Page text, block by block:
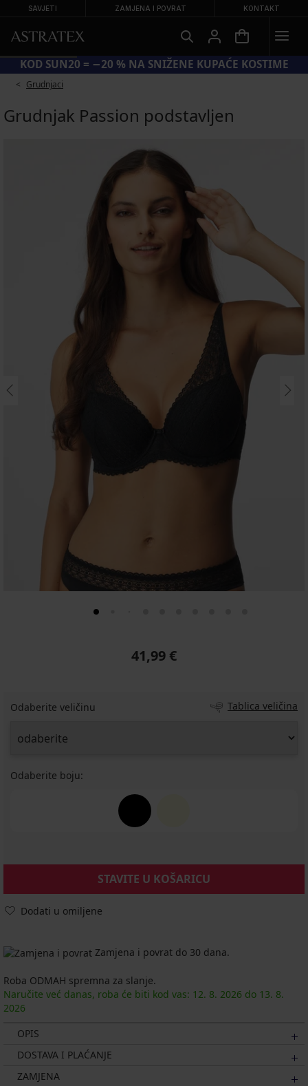
SAVJETI ZAMJENA I POVRAT KONTAKT
KOD SUN20 = −20 % NA SNIŽENE KUPAĆE KOSTIME
Grudnjaci
Grudnjak Passion podstavljen
41,99 €
Odaberite veličinu Tablica veličina
Odaberite boju:
STAVITE U KOŠARICU
Dodati u omiljene
Zamjena i povrat do 30 dana.
Roba ODMAH spremna za slanje.
Naručite već danas, roba će biti kod vas: 12. 8. 2026 do 13. 8.
2026
OPIS
DOSTAVA I PLAĆANJE
ZAMJENA